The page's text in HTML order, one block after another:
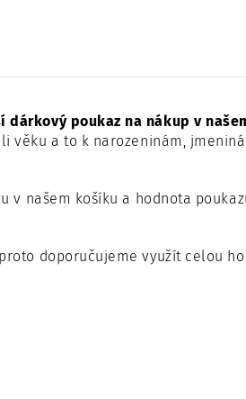
poukaz na nákup v
věku a to k narozeninám,
v našem košíku a hodnota
doporučujeme využít celou